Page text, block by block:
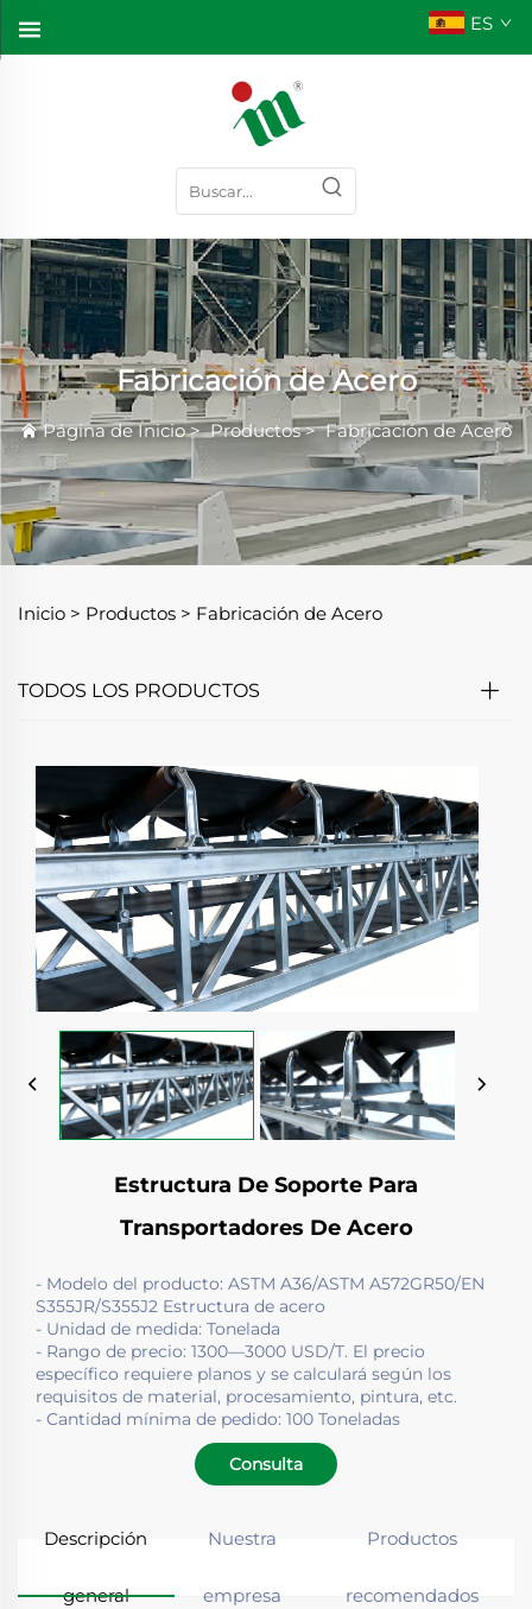
ES
Fabricación de Acero
Página de Inicio>Productos>Fabricación de Acero
Inicio > Productos > Fabricación de Acero
TODOS LOS PRODUCTOS
Estructura De Soporte Para
Transportadores De Acero
- Modelo del producto: ASTM A36/ASTM A572GR50/EN
S355JR/S355J2 Estructura de acero
- Unidad de medida: Tonelada
- Rango de precio: 1300—3000 USD/T. El precio
específico requiere planos y se calculará según los
requisitos de material, procesamiento, pintura, etc.
- Cantidad mínima de pedido: 100 Toneladas
Consulta
Descripción
general
Nuestra
empresa
Productos
recomendados